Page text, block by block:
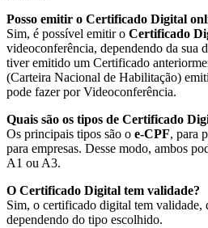
Posso emitir o Certificado Digital
Sim, é possível emitir o Certificado
videoconferência, dependendo da sua
tiver emitido um Certificado
(Carteira Nacional de Habilitação)
pode fazer por Videoconferência.
Quais são os tipos de Certificado
Os principais tipos são o e-CPF, para
para empresas. Desse modo, ambos
A1 ou A3.
O Certificado Digital tem validade?
Sim, o certificado digital tem validade,
dependendo do tipo escolhido.